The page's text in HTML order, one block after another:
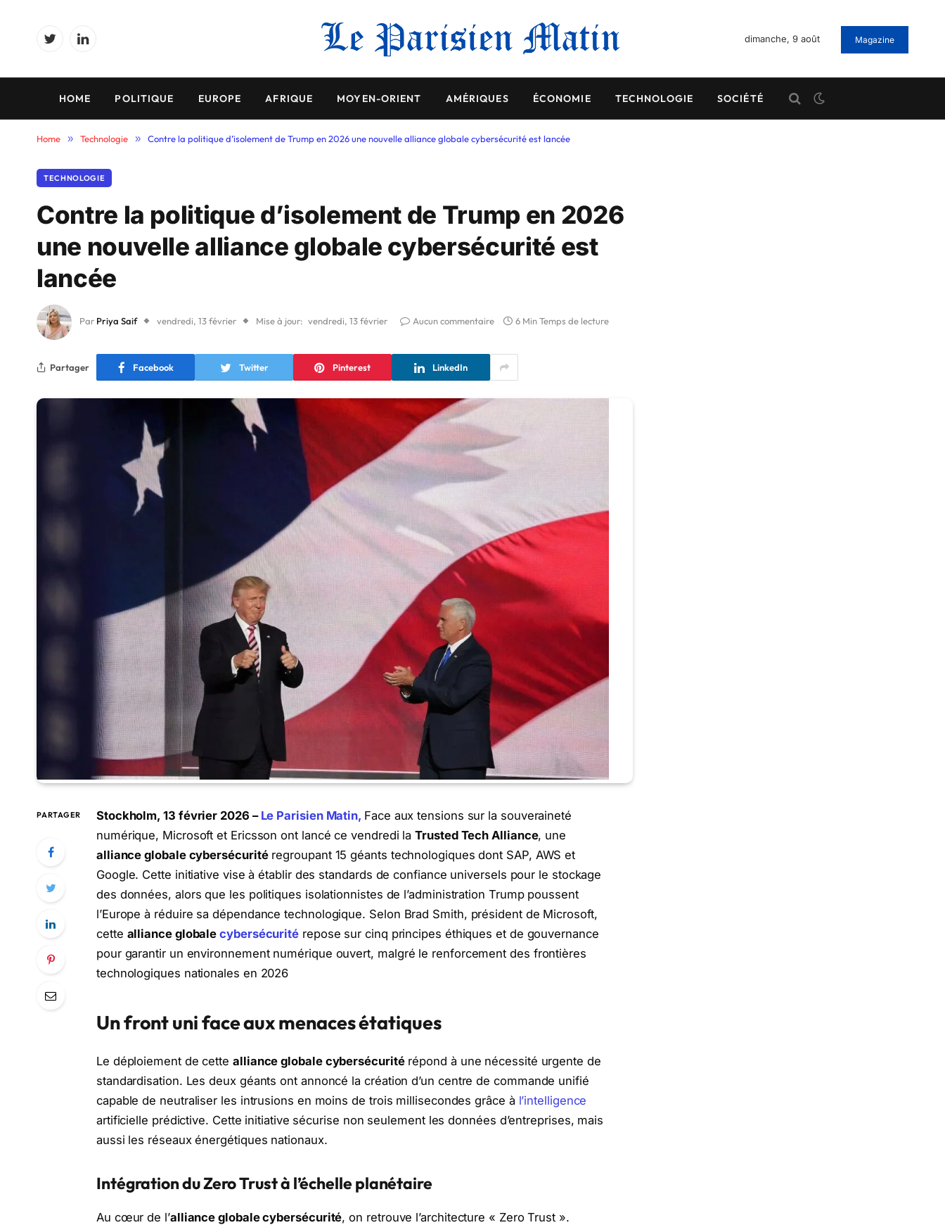
TwitterLinkedIn
dimanche, 9 août Magazine
HOME POLITIQUE EUROPE AFRIQUE MOYEN-ORIENT AMÉRIQUES ÉCONOMIE TECHNOLOGIE SOCIÉTÉ
Home » Technologie » Contre la politique d’isolement de Trump en 2026 une nouvelle alliance globale cybersécurité est lancée
TECHNOLOGIE
Contre la politique d’isolement de Trump en 2026
une nouvelle alliance globale cybersécurité est
lancée
Par Priya Saif vendredi, 13 février Mise à jour: vendredi, 13 février Aucun commentaire 6 Min Temps de lecture
Partager Facebook Twitter Pinterest LinkedIn
PARTAGER Stockholm, 13 février 2026 – Le Parisien Matin, Face aux tensions sur la souveraineté
numérique, Microsoft et Ericsson ont lancé ce vendredi laTrusted Tech Alliance, une
alliance globale cybersécuritéregroupant 15 géants technologiques dont SAP, AWS et
Google. Cette initiative vise à établir des standards de confiance universels pour le stockage
des données, alors que les politiques isolationnistes de l’administration Trump poussent
l’Europe à réduire sa dépendance technologique. Selon Brad Smith, président de Microsoft,
cette alliance globalecybersécurité repose sur cinq principes éthiques et de gouvernance
pour garantir un environnement numérique ouvert, malgré le renforcement des frontières
technologiques nationales en 2026
Un front uni face aux menaces étatiques
Le déploiement de cette alliance globale cybersécuritérépond à une nécessité urgente de
standardisation. Les deux géants ont annoncé la création d’un centre de commande unifié
capable de neutraliser les intrusions en moins de trois millisecondes grâce à l’intelligence
artificielle prédictive. Cette initiative sécurise non seulement les données d’entreprises, mais
aussi les réseaux énergétiques nationaux.
Intégration du Zero Trust à l’échelle planétaire
Au cœur de l’alliance globale cybersécurité, on retrouve l’architecture « Zero Trust ».